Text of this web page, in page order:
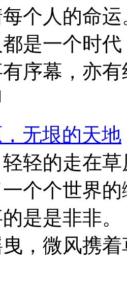
个人的命
是一个时
序幕，亦
无垠的天地
轻的走在
个个世界
是是非非
，微风携